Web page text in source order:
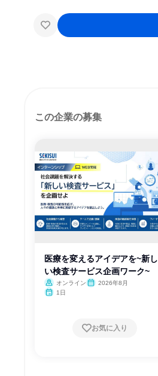
この企業の募集
医療を変えるアイデアを~新し
い検査サービス企画ワーク~
オンライン
2026年8月
1日
お気に入り